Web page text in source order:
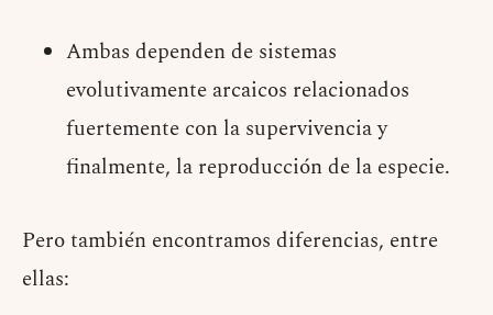
Ambas dependen de sistemas
evolutivamente arcaicos relacionados
fuertemente con la supervivencia y
finalmente, la reproducción de la especie.
Pero también encontramos diferencias, entre
ellas: